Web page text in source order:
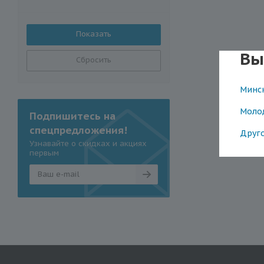
Сбросить
Подпишитесь на
спецпредложения!
Узнавайте о скидках и акциях
первым